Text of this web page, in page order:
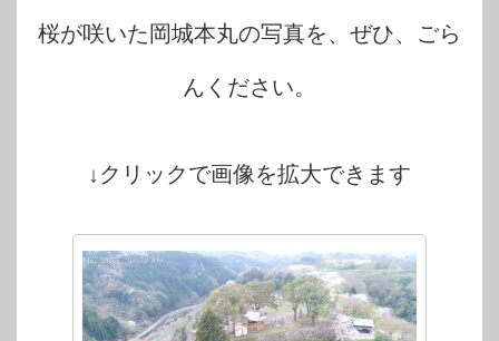
桜が咲いた岡城本丸の写真を、ぜひ、ごら
んください。
↓クリックで画像を拡大できます